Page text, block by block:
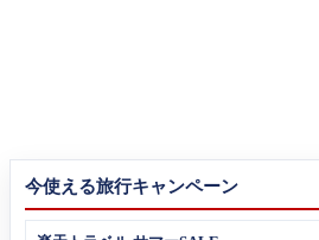
今使える旅行キャンペーン